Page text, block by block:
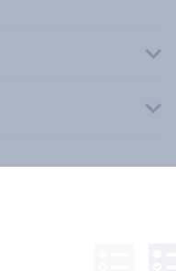
vorbehalten.